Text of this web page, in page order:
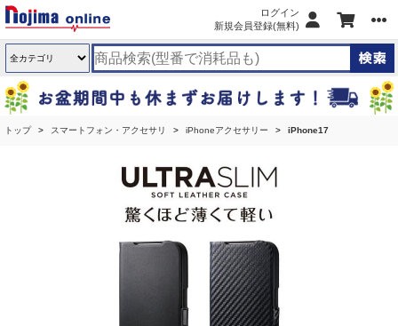
ログイン
新規会員登録(無料)
トップ スマートフォン・アクセサリ iPhoneアクセサリー iPhone17